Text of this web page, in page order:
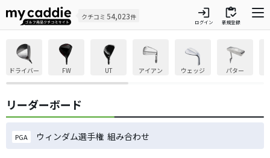
クチコミ 54,023件 login
ログイン
inventory
新規登録
ドライバー FW UT アイアン ウェッジ パター
リーダーボード
PGA ウィンダム選手権 組み合わせ